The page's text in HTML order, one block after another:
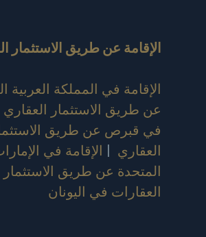
الإقامة عن طريق الاستثمار
الإقامة في المملكة العربية
عن طريق الاستثمار العقاري
في قبرص عن طريق
العقاري | الإقامة في
المتحدة عن طريق الاستثمار
العقارات في اليونان